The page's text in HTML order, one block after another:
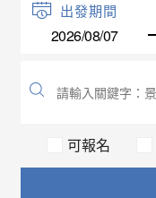
出發期間
可報名